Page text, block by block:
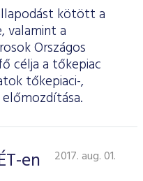
kötött a
valamint a
Országos
célja a tőkepiac
tőkepiaci-,
en 2017. aug. 01.